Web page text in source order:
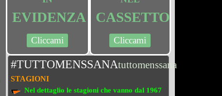
EVIDENZA
Cliccami
CASSETTO
Cliccami
#TUTTOMENSSANAtuttomenssana
STAGIONI
Nel dettaglio le stagioni che vanno dal 1967